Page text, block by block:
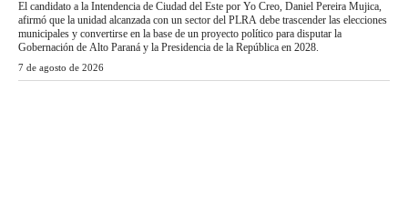
El candidato a la Intendencia de Ciudad del Este por Yo Creo, Daniel Pereira Mujica,
afirmó que la unidad alcanzada con un sector del PLRA debe trascender las elecciones
municipales y convertirse en la base de un proyecto político para disputar la
Gobernación de Alto Paraná y la Presidencia de la República en 2028.
7 de agosto de 2026